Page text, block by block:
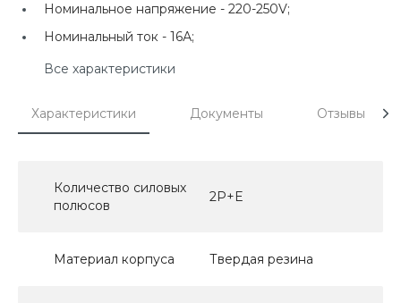
Номинальное напряжение - 220-250V;
Номинальный ток - 16А;
Все характеристики
Характеристики Документы Отзывы
Количество силовых
полюсов
2P+E
Материал корпуса Твердая резина